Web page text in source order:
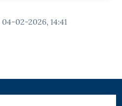
04-02-2026, 14:41